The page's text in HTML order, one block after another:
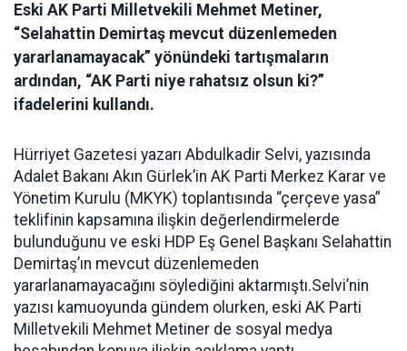
Eski AK Parti Milletvekili Mehmet Metiner,
“Selahattin Demirtaş mevcut düzenlemeden
yararlanamayacak” yönündeki tartışmaların
ardından, “AK Parti niye rahatsız olsun ki?”
ifadelerini kullandı.
Hürriyet Gazetesi yazarı Abdulkadir Selvi, yazısında
Adalet Bakanı Akın Gürlek’in AK Parti Merkez Karar ve
Yönetim Kurulu (MKYK) toplantısında “çerçeve yasa”
teklifinin kapsamına ilişkin değerlendirmelerde
bulunduğunu ve eski HDP Eş Genel Başkanı Selahattin
Demirtaş’ın mevcut düzenlemeden
yararlanamayacağını söylediğini aktarmıştı.Selvi’nin
yazısı kamuoyunda gündem olurken, eski AK Parti
Milletvekili Mehmet Metiner de sosyal medya